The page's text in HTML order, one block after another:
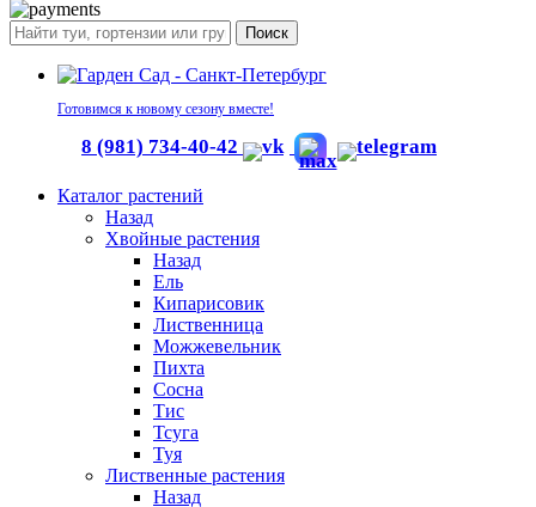
Поиск
Готовимся к новому сезону вместе!
8 (981) 734-40-42
Каталог растений
Назад
Хвойные растения
Назад
Ель
Кипарисовик
Лиственница
Можжевельник
Пихта
Сосна
Тис
Тсуга
Туя
Лиственные растения
Назад